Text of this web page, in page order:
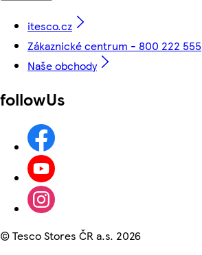
itesco.cz
Zákaznické centrum - 800 222 555
Naše obchody
followUs
©Tesco Stores ČR a.s. 2026